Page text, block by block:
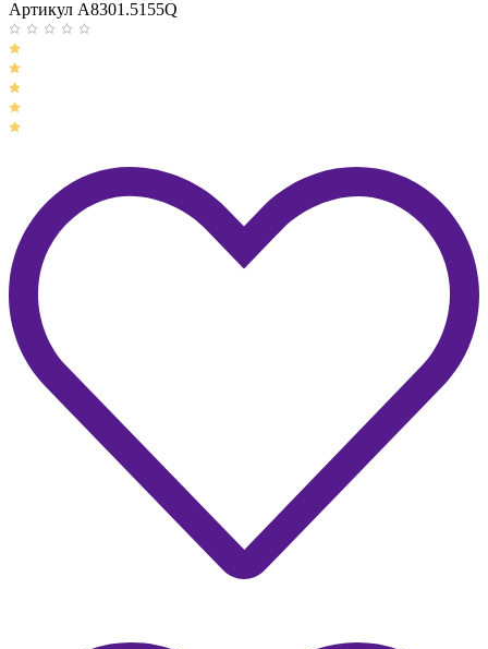
Артикул A8301.5155Q